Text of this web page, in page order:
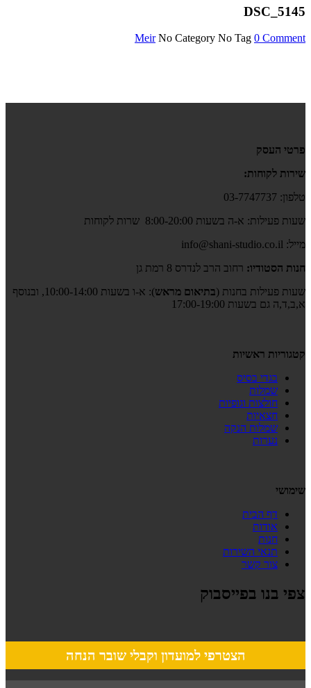
DSC_5145
Meir No Category No Tag 0 Comment
פרטי העסק
שירות לקוחות:
טלפון: 03-7747737
שעות פעילות: א-ה בשעות 8:00-20:00 שרות לקוחות
מייל: info@shani-studio.co.il
חנות הסטודיו: רחוב הרב לנדרס 8 רמת גן
שעות פעילות בחנות (בתיאום מראש
): א-ו בשעות 10:00-14:00, ובנוסף
א,ב,ד,ה גם בשעות 17:00-19:00
קטגוריות ראשיות
בגדי בסיס
שמלות
חולצות וגופיות
חצאיות
שמלות הנקה
נערות
שימושי
דף הבית
אודות
חנות
תנאי השירות
צור קשר
צפי בנו בפייסבוק
הצטרפי למועדון וקבלי שובר הנחה